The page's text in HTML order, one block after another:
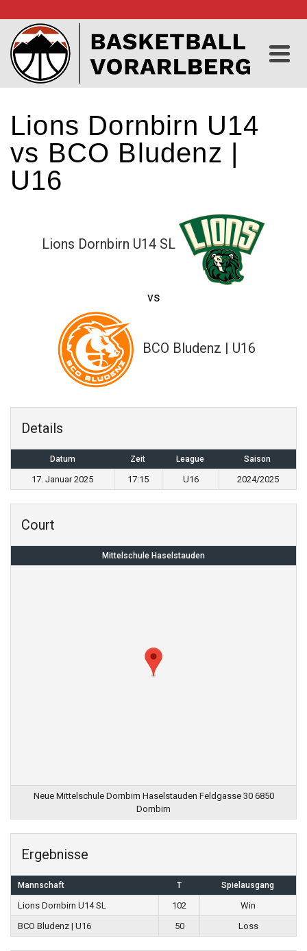
Lions Dornbirn U14
vs BCO Bludenz |
U16
Lions Dornbirn U14 SL
vs
BCO Bludenz | U16
Details
Datum Zeit League Saison
17. Januar 2025 17:15 U16 2024/2025
Court
Mittelschule Haselstauden
Neue Mittelschule Dornbirn Haselstauden Feldgasse 30 6850
Dornbirn
Ergebnisse
Mannschaft T Spielausgang
Lions Dornbirn U14 SL 102
Win
BCO Bludenz | U16
50 Loss